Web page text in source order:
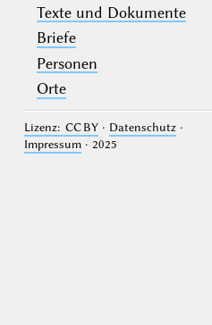
Texte und Dokumente
Briefe
Personen
Orte
Lizenz: CC BY· Datenschutz·
Impressum· 2025